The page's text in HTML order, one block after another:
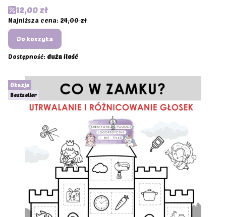
Cena promocyjna
12,00 zł
Najniższa cena: 24,00 zł
Do koszyka
Dostępność: duża ilość
Okazja
Bestseller